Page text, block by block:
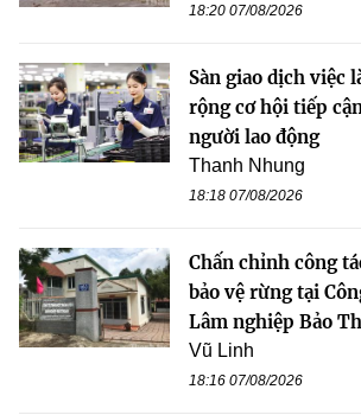
18:20 07/08/2026
Sàn giao dịch việc
rộng cơ hội tiếp
người lao động
Thanh Nhung
18:18 07/08/2026
Chấn chỉnh công
bảo vệ rừng tại
Lâm nghiệp Bảo
Vũ Linh
18:16 07/08/2026